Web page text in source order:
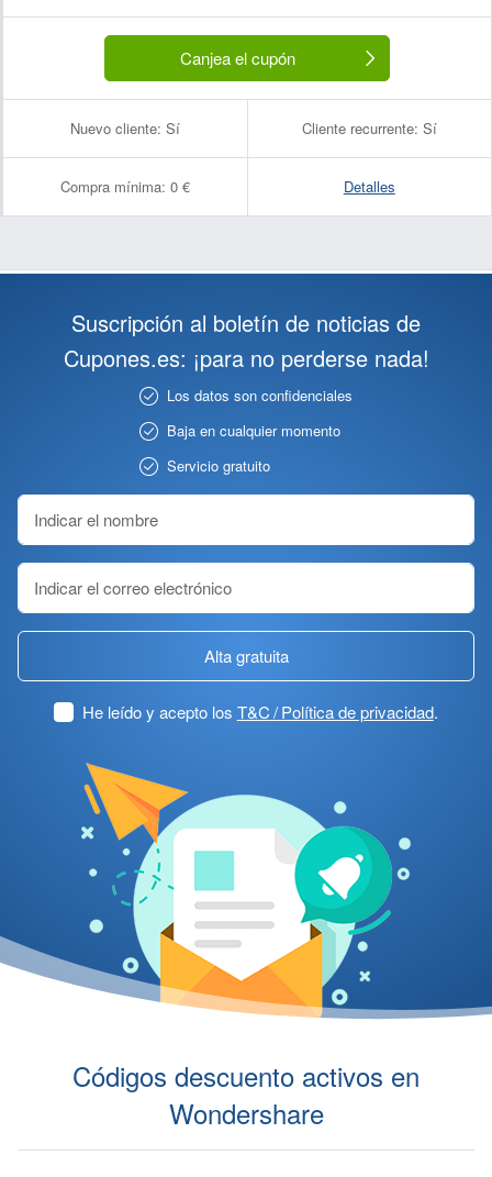
Canjea el cupón
Nuevo cliente: Sí Cliente recurrente: Sí
Compra mínima: 0 € Detalles
Suscripción al boletín de noticias de
Cupones.es: ¡para no perderse nada!
Los datos son confidenciales
Baja en cualquier momento
Servicio gratuito
Alta gratuita
He leído y acepto los T&C / Política de privacidad.
Códigos descuento activos en
Wondershare